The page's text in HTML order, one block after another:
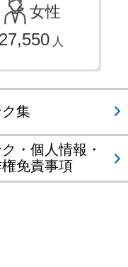
女性
27,550 人
ク集
ク・個人情報・
免責事項